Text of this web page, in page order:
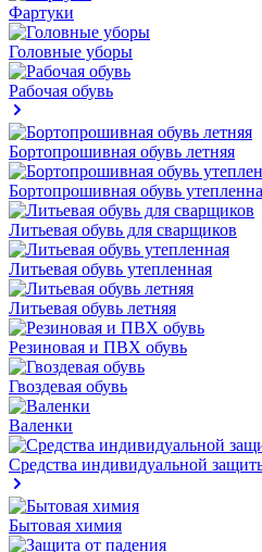
Фартуки
Головные уборы
Рабочая обувь
Бортопрошивная обувь летняя
Бортопрошивная обувь
Литьевая обувь для сварщиков
Литьевая обувь утепленная
Литьевая обувь летняя
Резиновая и ПВХ обувь
Гвоздевая обувь
Валенки
Средства индивидуальной
Бытовая химия